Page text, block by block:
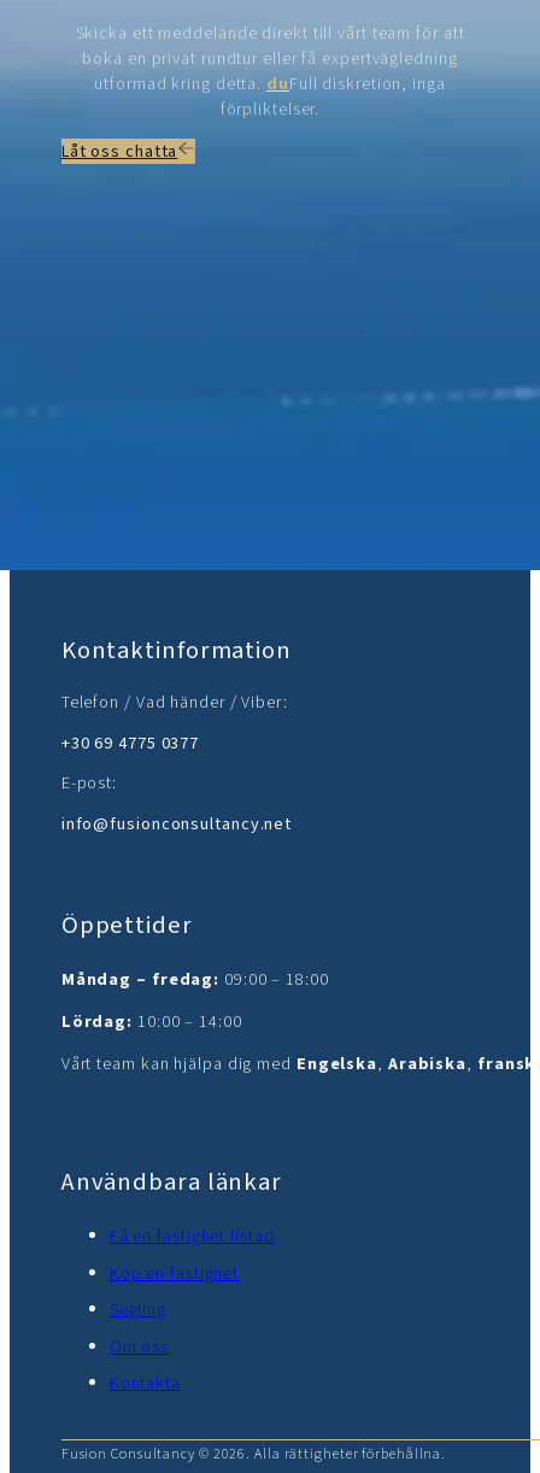
Skicka ett meddelande direkt till vårt team för att
boka en privat rundtur eller få expertvägledning
utformad kring detta.duFull diskretion, inga
förpliktelser.
Låt oss chatta
Kontaktinformation
Telefon / Vad händer / Viber:
+30 69 4775 0377
E-post:
info@fusionconsultancy.net
Öppettider
Måndag – fredag: 09:00 – 18:00
Lördag: 10:00 – 14:00
Vårt team kan hjälpa dig med Engelska, Arabiska,
Användbara länkar
Få en fastighet listad
Köp en fastighet
Segling
Om oss
Kontakta
Fusion Consultancy © 2026. Alla rättigheter förbehållna.